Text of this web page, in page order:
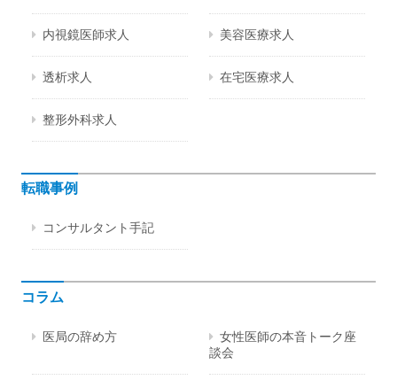
内視鏡医師求人 美容医療求人
透析求人 在宅医療求人
整形外科求人
転職事例
コンサルタント手記
コラム
医局の辞め方
女性医師の本音トーク座
談会